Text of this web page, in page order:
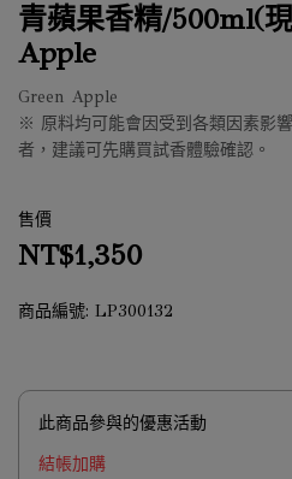
青蘋果香精/500ml(
Apple
Green Apple
※ 原料均可能會因受到各類因素影
者，建議可先購買試香體驗確認。
售價
NT$1,350
商品編號: LP300132
此商品參與的優惠活動
結帳加購